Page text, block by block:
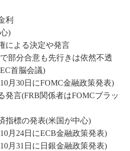
利
)
による決定や発言
部分合意も先行きは依然不透
首脳会議)
月30日にFOMC金融政策発表)
発言(FRB関係者はFOMCブラッ
指標の発表(米国が中心)
月24日にECB金融政策発表)
月31日に日銀金融政策発表)